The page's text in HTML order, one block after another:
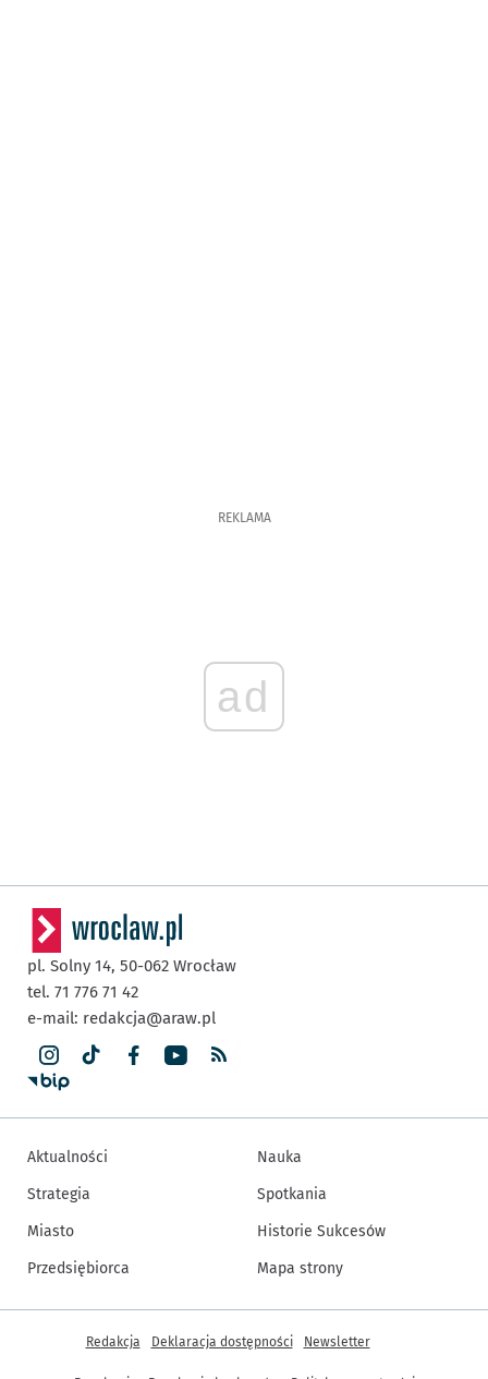
REKLAMA
ad
pl. Solny 14, 50-062 Wrocław
tel. 71 776 71 42
e-mail: redakcja@araw.pl
Aktualności
Strategia
Miasto
Przedsiębiorca
Nauka
Spotkania
Historie Sukcesów
Mapa strony
Inne informacje
Redakcja Deklaracja dostępności Newsletter